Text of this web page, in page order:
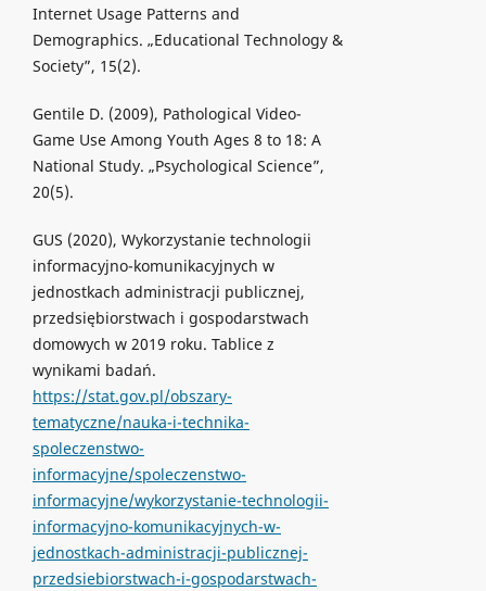
Internet Usage Patterns and
Demographics. „Educational Technology &
Society”, 15(2).
Gentile D. (2009), Pathological Video-
Game Use Among Youth Ages 8 to 18: A
National Study. „Psychological Science”,
20(5).
GUS (2020), Wykorzystanie technologii
informacyjno-komunikacyjnych w
jednostkach administracji publicznej,
przedsiębiorstwach i gospodarstwach
domowych w 2019 roku. Tablice z
wynikami badań.
https://stat.gov.pl/obszary-
tematyczne/nauka-i-technika-
spoleczenstwo-
informacyjne/spoleczenstwo-
informacyjne/wykorzystanie-technologii-
informacyjno-komunikacyjnych-w-
jednostkach-administracji-publicznej-
przedsiebiorstwach-i-gospodarstwach-